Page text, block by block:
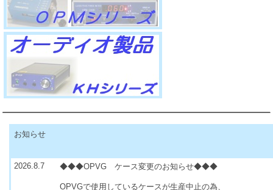
お知らせ
2026.8.7 ◆◆◆OPVG ケース変更のお知らせ◆◆◆
OPVGで使用しているケースが生産中止の為、